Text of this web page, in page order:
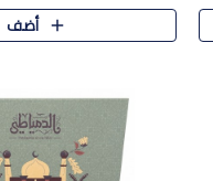
تشكيلة واسعة من الحلويات
المفضلة. تشمل المجموعة
أضف